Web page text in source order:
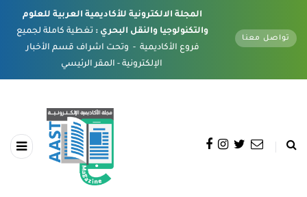
المجلة الالكترونية للأكاديمية العربية للعلوم
والتكنولوجيا والنقل البحري : تغطية كاملة لجميع
فروع الأكاديمية - وتحت اشراف قسم الأخبار
تواصل معنا